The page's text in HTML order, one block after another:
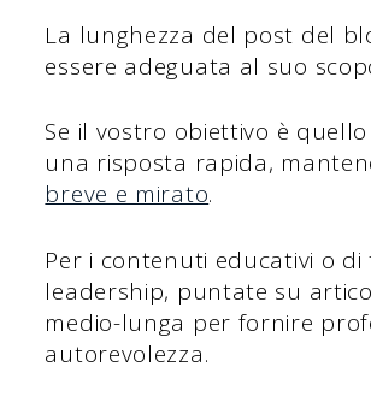
La lunghezza del post del
essere adeguata al suo
Se il vostro obiettivo è
una risposta rapida,
breve e mirato.
Per i contenuti educativi o
leadership, puntate su
medio-lunga per fornire
autorevolezza.